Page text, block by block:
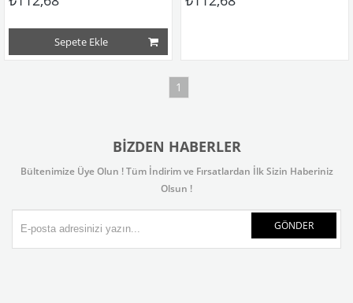
Sepete Ekle
1
BIZDEN HABERLER
Bültenimize Üye Olun ! Tüm İndirim ve Fırsatlardan İlk Sizin Haberiniz
Olsun !
GÖNDER